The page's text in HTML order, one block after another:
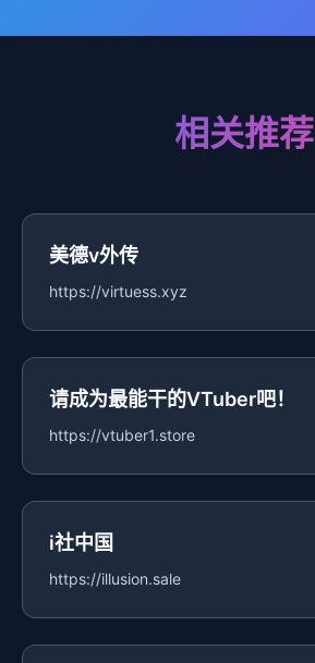
相关推荐
美德v外传
https://virtuess.xyz
请成为最能干的VTuber吧！
https://vtuber1.store
i社中国
https://illusion.sale